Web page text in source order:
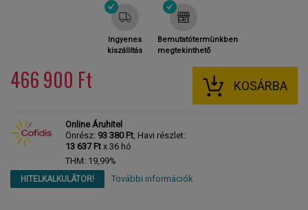
Ingyenes
kiszállítás
Bemutatótermünkben
megtekinthető
466 900 Ft KOSÁRBA
Online Áruhitel
Önrész: 93 380 Ft, Havi részlet:
13 637 Ft x 36 hó
THM: 19,99%
HITELKALKULÁTOR! További információk